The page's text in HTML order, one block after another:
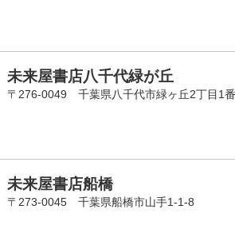
未来屋書店八千代緑が丘
〒276-0049 千葉県八千代市緑ヶ丘2丁目1
未来屋書店船橋
〒273-0045 千葉県船橋市山手1-1-8